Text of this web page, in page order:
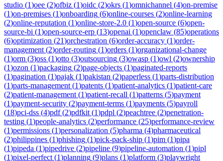
studio (1)oee (2)ofbiz (1)oidc (2)okrs (1)omnichannel (4)on-premise
(1)on-premises (1)onboarding (6)online-courses (2)online-learning
(2)online-reputation (1)online-store-2.0 (1)open-source (6)open-
source-bi (1)open-source-erp (13)openai (1)openclaw (85)operations
(6)optimization (21)orchestration (6)order-accuracy (1)order-
management (2)order-routing (1)orders (1)organizational-change
(1)orm (3)oss (1)otto (3)outsourcing (3)owasp (1)owl (2)ownership
(1)ozon (1)packaging (2)page-objects (1)paginated-reports
(1)pagination (1)pajak (1)pakistan (2)paperless (1)parts-distribution
(1)parts-management (1)patents (1)patient-analytics (1)patient-care
(2)patient-management (1)patient-recall (1)patterns (5)payment
(1)payment-security (2)payment-terms (1)payments (5)payroll
(18)pci-dss (4)pdf(2)pdfkit (1)pdpl (2)peachtree (2)penetration-
testing (1)people-analytics (2)performance (25)performance-review
(1)permissions (1)personalization (5)pharma (4)pharmaceutical
(2)philippines (1)phishing (1)pick-pack-ship (1)pim (1)pipa
(1)pipeda (1)pipedrive (2)pipeline (9)pipeline-automation (1)pipl
(1)pixel-perfect (1)planning (9)plans (1)platform (3)playwright